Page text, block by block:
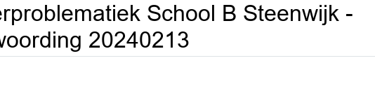
School B Steenwijk -
20240213